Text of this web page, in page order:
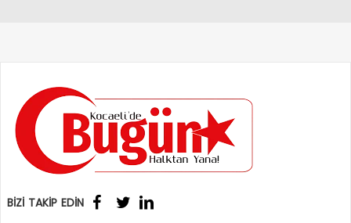
BİZİ TAKİP EDİN